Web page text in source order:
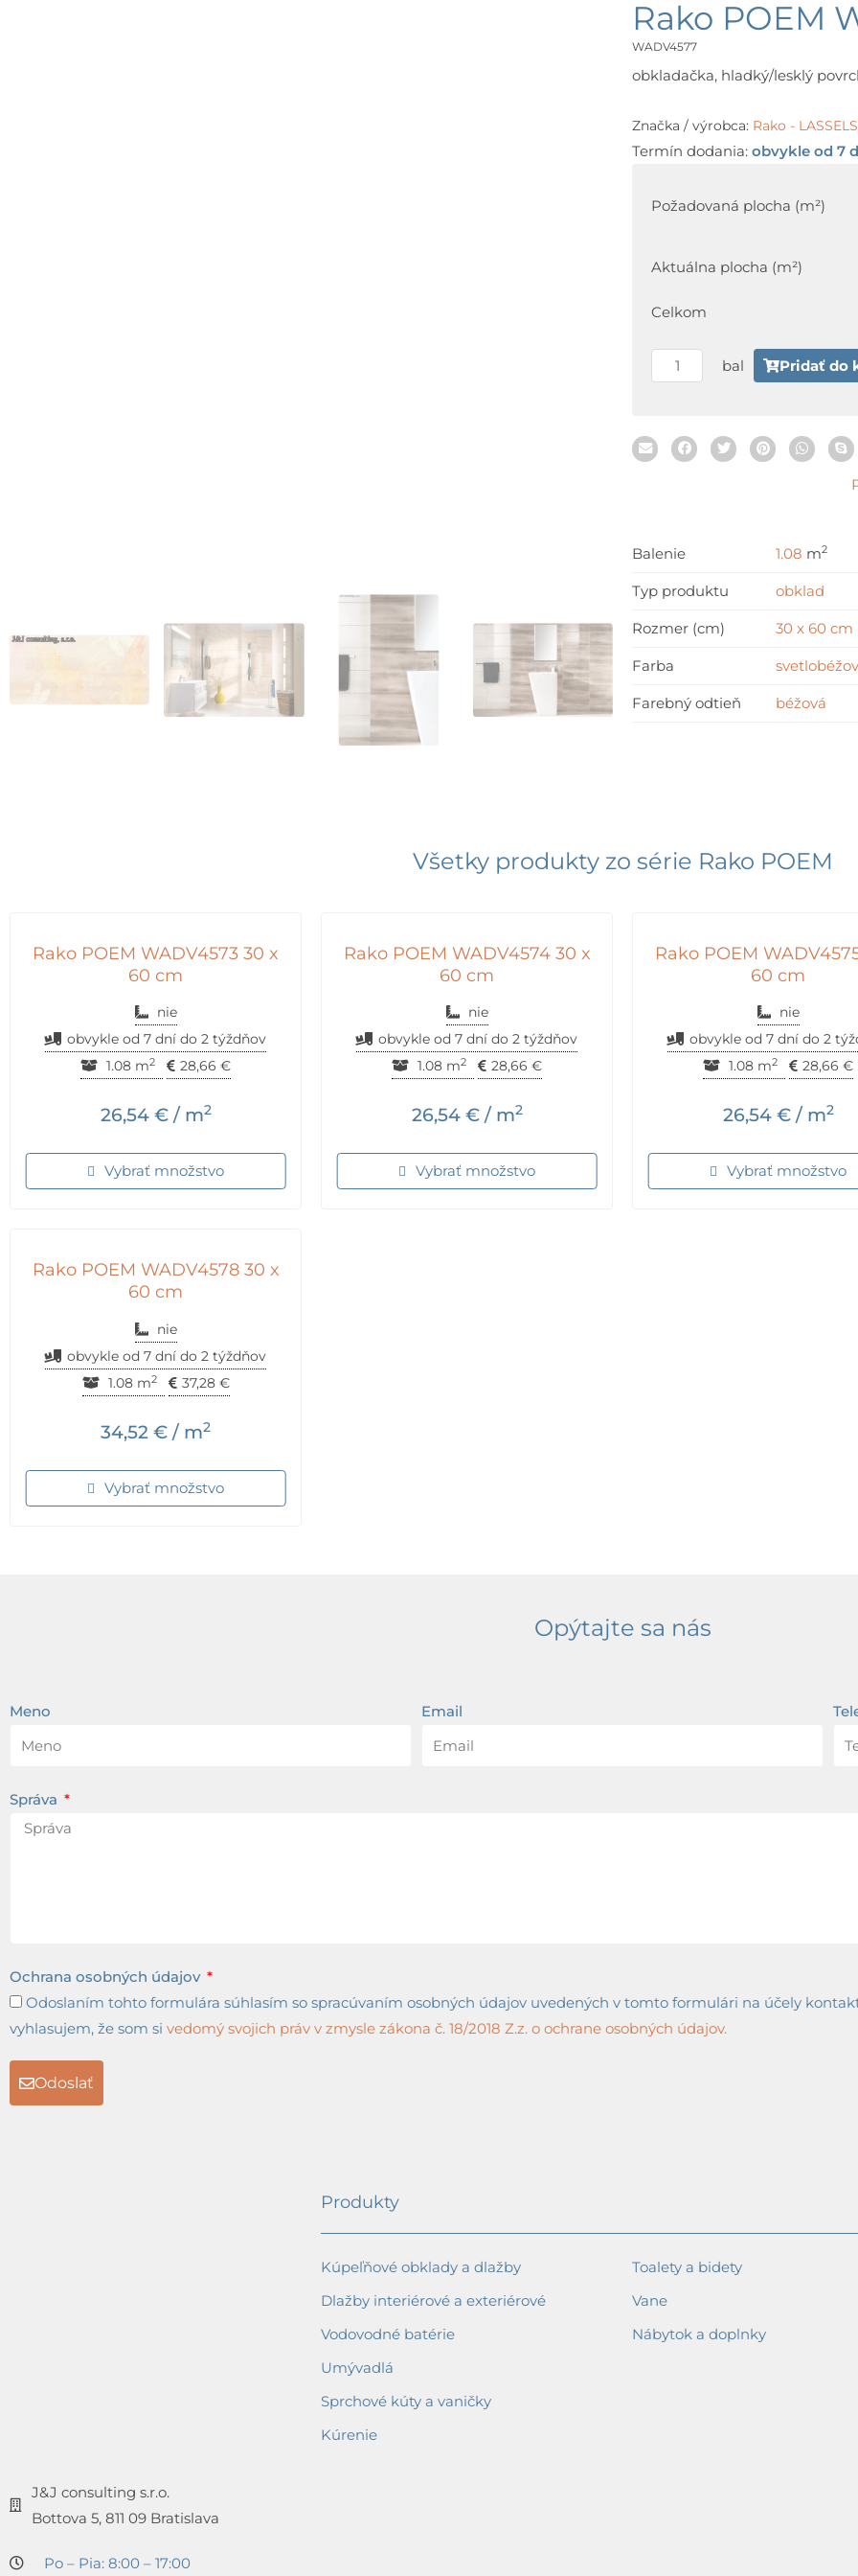
Rako POEM
WADV4577
obkladačka, hladký/lesklý
Značka / výrobca: Rako -
Termín dodania: obvykle od 7
Požadovaná plocha (m²)
Aktuálna plocha (m²)
Celkom
Rako
x
cm
bal Pridať do
Balenie 1.08 m2
Typ produktu obklad
Rozmer (cm) 30 x 60 cm
Farba
Farebný odtieň béžová
Všetky produkty zo série Rako POEM
Rako POEM WADV4573 30 x
60 cm
nie
obvykle od 7 dní do 2 týždňov
1.08 m2 28,66 €
26,54 €/ m2
Vybrať množstvo
Rako POEM WADV4574 30 x
60 cm
nie
obvykle od 7 dní do 2 týždňov
1.08 m2 28,66 €
26,54 €/ m2
Vybrať množstvo
Rako POEM
60 cm
nie
obvykle od 7 dní do 2
1.08 m2 28,66 €
26,54 €/ m2
Vybrať množstvo
Rako POEM WADV4578 30 x
60 cm
nie
obvykle od 7 dní do 2 týždňov
1.08 m2 37,28 €
34,52 € / m2
Vybrať množstvo
Opýtajte sa nás
Meno Email
Správa
Ochrana osobných údajov
Odoslaním tohto formulára súhlasím so spracúvaním osobných údajov uvedených v tomto formulári na účely
vyhlasujem, že som si vedomý svojich práv v zmysle zákona č. 18/2018 Z.z. o ochrane osobných údajov.
Odoslať
J&J consulting s.r.o.
Bottova 5, 811 09 Bratislava
Po – Pia: 8:00 – 17:00
Produkty
Kúpeľňové obklady a dlažby
Dlažby interiérové a exteriérové
Vodovodné batérie
Umývadlá
Sprchové kúty a vaničky
Kúrenie
Toalety a bidety
Vane
Nábytok a doplnky